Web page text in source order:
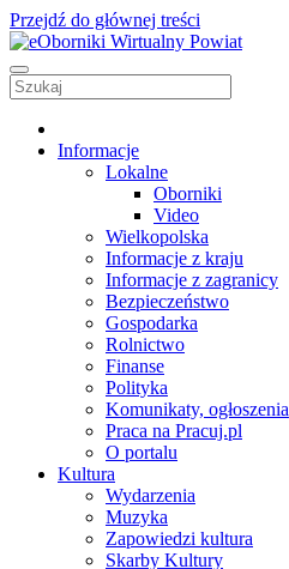
Przejdź do głównej treści
Informacje
Lokalne
Oborniki
Video
Wielkopolska
Informacje z kraju
Informacje z zagranicy
Bezpieczeństwo
Gospodarka
Rolnictwo
Finanse
Polityka
Komunikaty, ogłoszenia
Praca na Pracuj.pl
O portalu
Kultura
Wydarzenia
Muzyka
Zapowiedzi kultura
Skarby Kultury